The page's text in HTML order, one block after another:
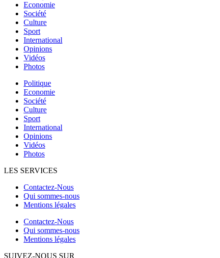
Economie
Société
Culture
Sport
International
Opinions
Vidéos
Photos
Politique
Economie
Société
Culture
Sport
International
Opinions
Vidéos
Photos
LES SERVICES
Contactez-Nous
Qui sommes-nous
Mentions légales
Contactez-Nous
Qui sommes-nous
Mentions légales
SUIVEZ-NOUS SUR